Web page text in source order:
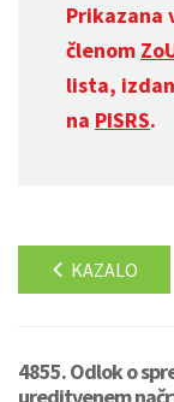
Prikazana
členom
lista,
na PISRS.
KAZALO
4855. Odlok o